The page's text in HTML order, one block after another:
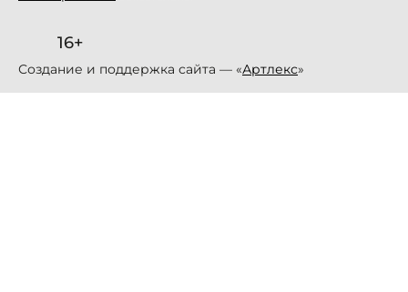
16+
Создание и поддержка сайта — «Артлекс»